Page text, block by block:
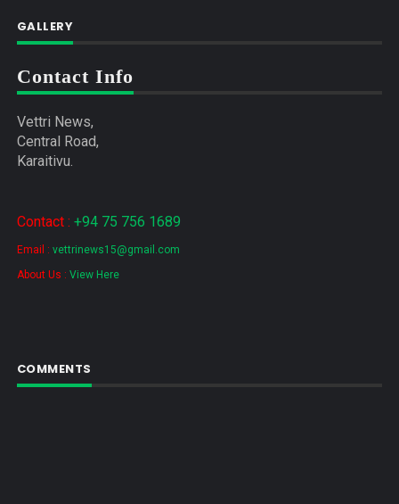
GALLERY
Contact Info
Vettri News,
Central Road,
Karaitivu.
Contact : +94 75 756 1689
Email : vettrinews15@gmail.com
About Us : View Here
COMMENTS